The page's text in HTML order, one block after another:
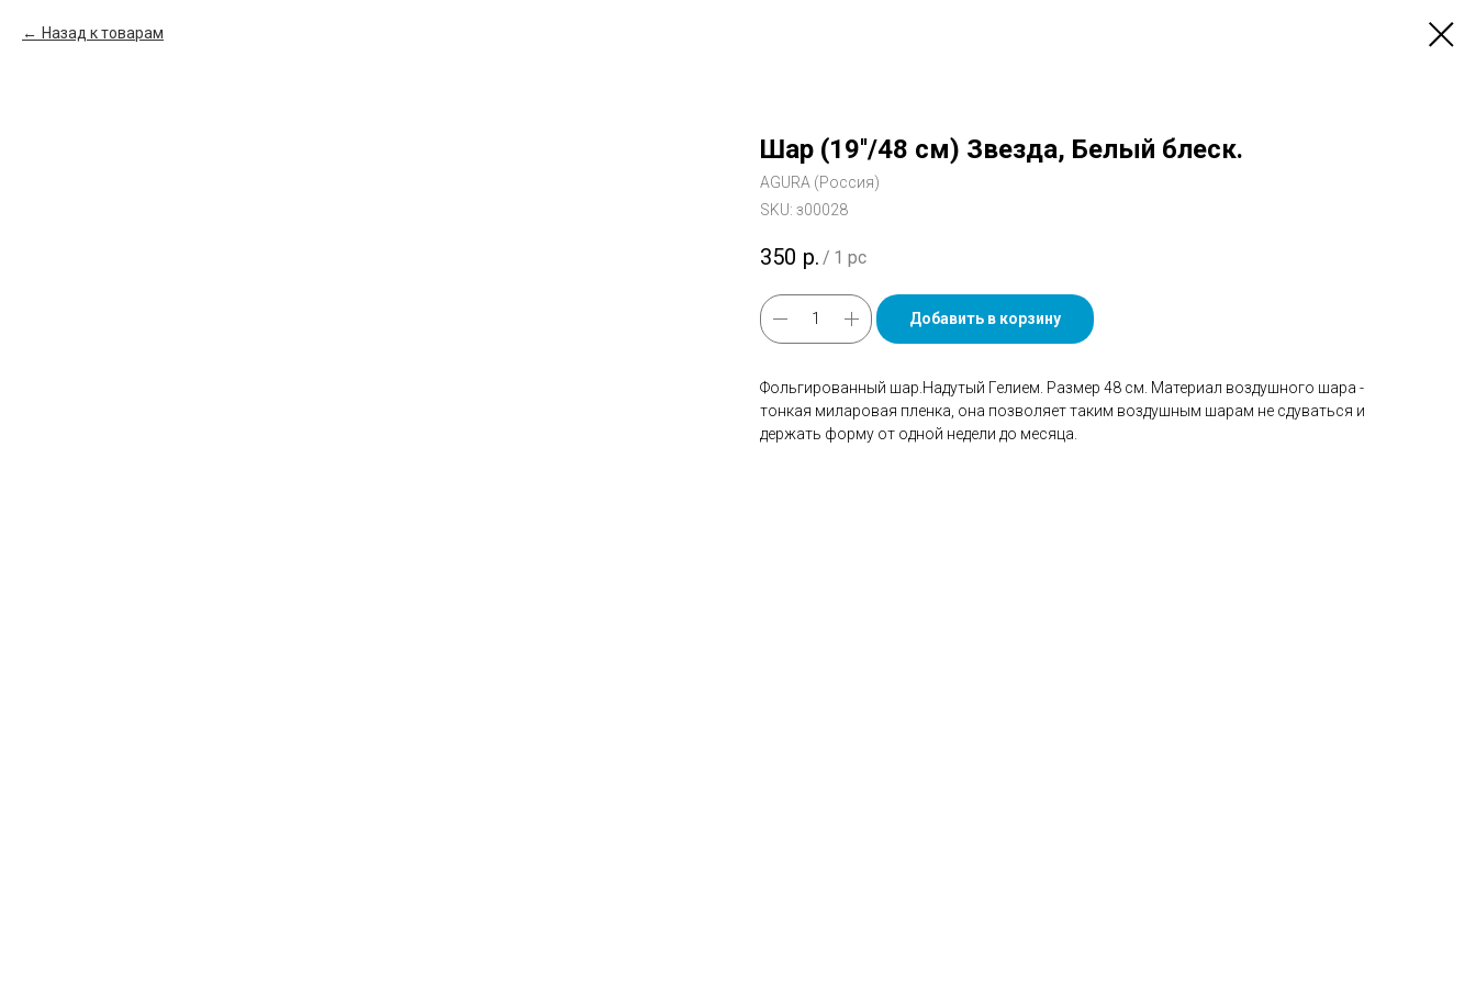
Назад к товарам
Шар (19''/48 см) Звезда, Белый блеск.
AGURA (Россия)
SKU: з00028
350 р. / 1 pc
Добавить в корзину
Фольгированный шар.Надутый Гелием. Размер 48 см. Материал воздушного шара -
тонкая миларовая пленка, она позволяет таким воздушным шарам не сдуваться и
держать форму от одной недели до месяца.